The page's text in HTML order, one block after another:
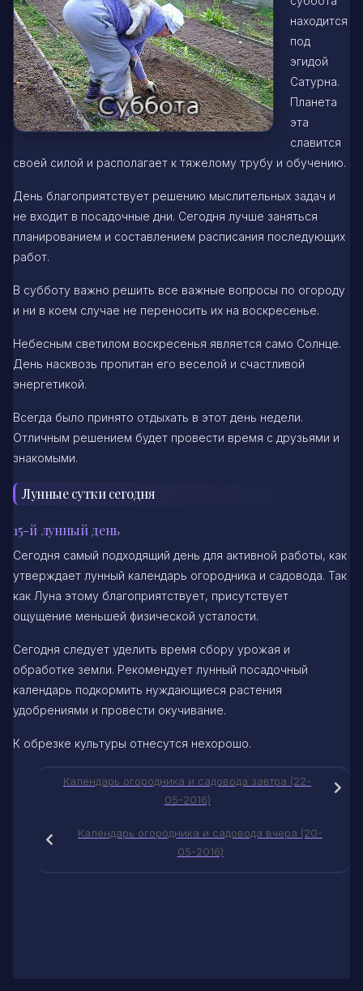
находится
под
эгидой
Сатурна.
Планета
эта
славится
своей силой и располагает к тяжелому трубу и обучению.
День благоприятствует решению мыслительных задач и
не входит в посадочные дни. Сегодня лучше заняться
планированием и составлением расписания последующих
работ.
В субботу важно решить все важные вопросы по огороду
и ни в коем случае не переносить их на воскресенье.
Небесным светилом воскресенья является само Солнце.
День насквозь пропитан его веселой и счастливой
энергетикой.
Всегда было принято отдыхать в этот день недели.
Отличным решением будет провести время с друзьями и
знакомыми.
Лунные сутки сегодня
15-й лунный день
Сегодня самый подходящий день для активной работы, как
утверждает лунный календарь огородника и садовода. Так
как Луна этому благоприятствует, присутствует
ощущение меньшей физической усталости.
Сегодня следует уделить время сбору урожая и
обработке земли. Рекомендует лунный посадочный
календарь подкормить нуждающиеся растения
удобрениями и провести окучивание.
К обрезке культуры отнесутся нехорошо.
Календарь огородника и садовода завтра (22-
05-2016)
Календарь огородника и садовода вчера (20-
05-2016)